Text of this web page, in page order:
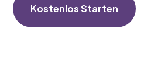
Kostenlos Starten